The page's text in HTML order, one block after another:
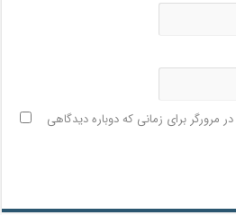
مرورگر برای زمانی که دوباره دیدگاهی